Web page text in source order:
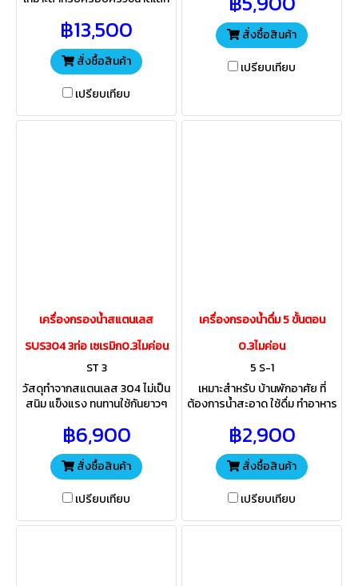
อาหาร กาแฟ ที่ต้องการน้ำสะอาด
ใช้ดื่ม หุงต้มทำอาหาร
฿13,500
สั่งซื้อสินค้า
เปรียบเทียบ
ต้องการน้ำสะอาดใช้ดื่มทำอาหาร
สั่งซื้อสินค้า
เปรียบเทียบ
เครื่องกรองน้ำสแตนเลส
SUS304 3ท่อ เซเรมิก0.3ไมค่อน
ST 3
วัสดุทำจากสแตนเลส 304 ไม่เป็น
สนิม แข็งแรง ทนทานใช้กันยาวๆ
ต้องการน้ำสะอาดใช้ดื่มทำอาหาร
฿6,900
สั่งซื้อสินค้า
เปรียบเทียบ
เครื่องกรองน้ำดื่ม 5 ขั้นตอน
0.3ไมค่อน
5 S-1
เหมาะสำหรับ บ้านพักอาศัย ที่
ต้องการน้ำสะอาด ใช้ดื่ม ทำอาหาร
5ไส้กรอง ติดตั้งง่าย สะดวกการ
ใช้งาน
฿2,900
สั่งซื้อสินค้า
เปรียบเทียบ